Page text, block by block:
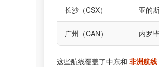
长沙（CSX） 亚的
广州（CAN） 内罗
这些航线覆盖了中东和 非洲航线